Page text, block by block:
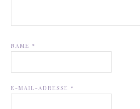
NAME*
E-MAIL-ADRESSE*